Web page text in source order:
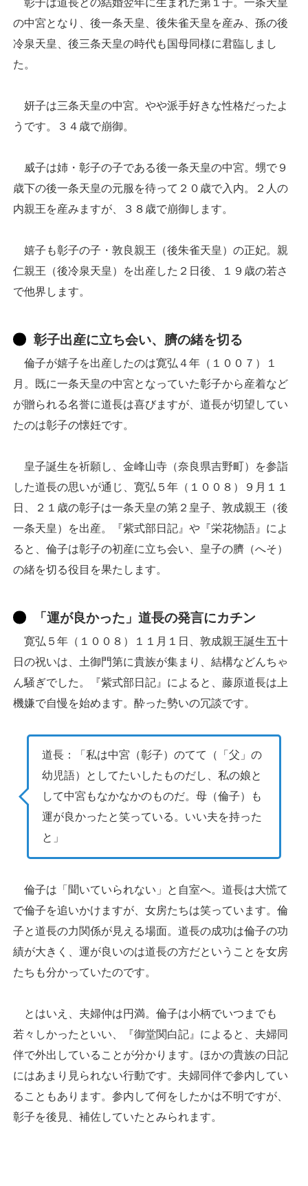
の中宮となり、後一条天皇、後朱雀天皇を産み、孫の後
冷泉天皇、後三条天皇の時代も国母同様に君臨しまし
た。
妍子は三条天皇の中宮。やや派手好きな性格だったよ
うです。３４歳で崩御。
威子は姉・彰子の子である後一条天皇の中宮。甥で９
歳下の後一条天皇の元服を待って２０歳で入内。２人の
内親王を産みますが、３８歳で崩御します。
嬉子も彰子の子・敦良親王（後朱雀天皇）の正妃。親
仁親王（後冷泉天皇）を出産した２日後、１９歳の若さ
で他界します。
彰子出産に立ち会い、臍の緒を切る
倫子が嬉子を出産したのは寛弘４年（１００７）１
月。既に一条天皇の中宮となっていた彰子から産着など
が贈られる名誉に道長は喜びますが、道長が切望してい
たのは彰子の懐妊です。
皇子誕生を祈願し、金峰山寺（奈良県吉野町）を参詣
した道長の思いが通じ、寛弘５年（１００８）９月１１
日、２１歳の彰子は一条天皇の第２皇子、敦成親王（後
一条天皇）を出産。『紫式部日記』や『栄花物語』によ
ると、倫子は彰子の初産に立ち会い、皇子の臍（へそ）
の緒を切る役目を果たします。
「運が良かった」道長の発言にカチン
寛弘５年（１００８）１１月１日、敦成親王誕生五十
日の祝いは、土御門第に貴族が集まり、結構などんちゃ
ん騒ぎでした。『紫式部日記』によると、藤原道長は上
機嫌で自慢を始めます。酔った勢いの冗談です。
道長：「私は中宮（彰子）のてて（「父」の
幼児語）としてたいしたものだし、私の娘と
して中宮もなかなかのものだ。母（倫子）も
運が良かったと笑っている。いい夫を持った
と」
倫子は「聞いていられない」と自室へ。道長は大慌て
で倫子を追いかけますが、女房たちは笑っています。倫
子と道長の力関係が見える場面。道長の成功は倫子の功
績が大きく、運が良いのは道長の方だということを女房
たちも分かっていたのです。
とはいえ、夫婦仲は円満。倫子は小柄でいつまでも
若々しかったといい、『御堂関白記』によると、夫婦同
伴で外出していることが分かります。ほかの貴族の日記
にはあまり見られない行動です。夫婦同伴で参内してい
ることもあります。参内して何をしたかは不明ですが、
彰子を後見、補佐していたとみられます。